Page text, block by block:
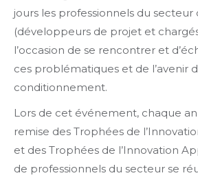
jours les professionnels du secteur
(développeurs de projet et
l’occasion de se rencontrer et
ces problématiques et de l’avenir
conditionnement.
Lors de cet événement, chaque
remise des Trophées de
et des Trophées de l’Innovation
de professionnels du secteur se